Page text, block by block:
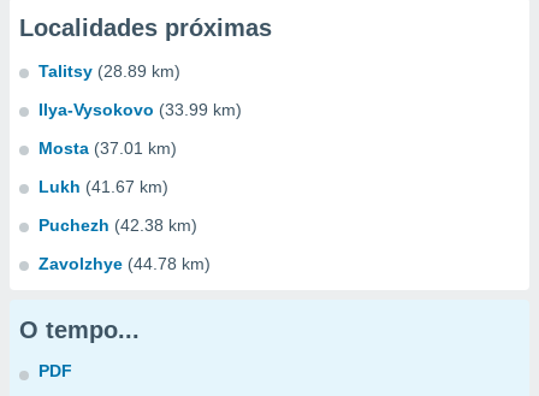
Localidades próximas
Talitsy (28.89 km)
Ilya-Vysokovo (33.99 km)
Mosta (37.01 km)
Lukh (41.67 km)
Puchezh (42.38 km)
Zavolzhye (44.78 km)
O tempo...
PDF